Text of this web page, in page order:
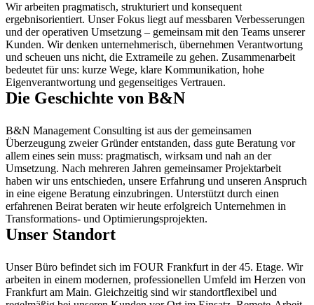
Wir arbeiten pragmatisch, strukturiert und konsequent
ergebnisorientiert. Unser Fokus liegt auf messbaren Verbesserungen
und der operativen Umsetzung – gemeinsam mit den Teams unserer
Kunden. Wir denken unternehmerisch, übernehmen Verantwortung
und scheuen uns nicht, die Extrameile zu gehen. Zusammenarbeit
bedeutet für uns: kurze Wege, klare Kommunikation, hohe
Eigenverantwortung und gegenseitiges Vertrauen.
Die Geschichte von B&N
B&N Management Consulting ist aus der gemeinsamen
Überzeugung zweier Gründer entstanden, dass gute Beratung vor
allem eines sein muss: pragmatisch, wirksam und nah an der
Umsetzung. Nach mehreren Jahren gemeinsamer Projektarbeit
haben wir uns entschieden, unsere Erfahrung und unseren Anspruch
in eine eigene Beratung einzubringen. Unterstützt durch einen
erfahrenen Beirat beraten wir heute erfolgreich Unternehmen in
Transformations- und Optimierungsprojekten.
Unser Standort
Unser Büro befindet sich im FOUR Frankfurt in der 45. Etage. Wir
arbeiten in einem modernen, professionellen Umfeld im Herzen von
Frankfurt am Main. Gleichzeitig sind wir standortflexibel und